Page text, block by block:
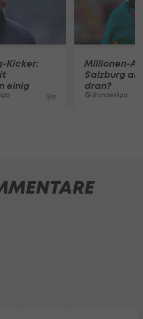
Kicker:
einig
9
Millionen-
Salzburg an
dran?
Bundesliga